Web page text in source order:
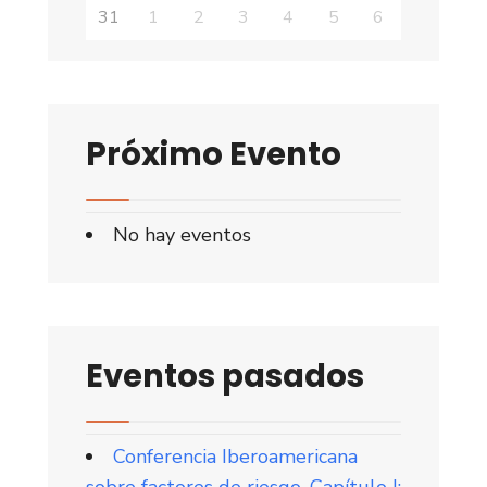
31
1 2 3 4 5 6
Próximo Evento
No hay eventos
Eventos pasados
Conferencia Iberoamericana